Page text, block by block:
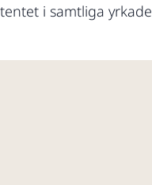
i samtliga